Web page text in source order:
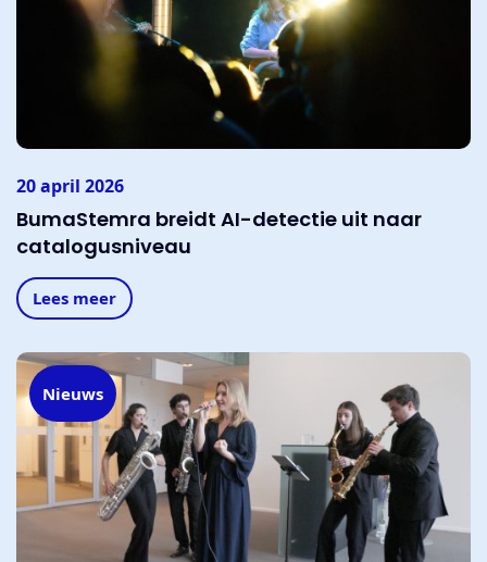
20 april 2026
BumaStemra breidt AI-detectie uit naar
catalogusniveau
Lees meer
Nieuws